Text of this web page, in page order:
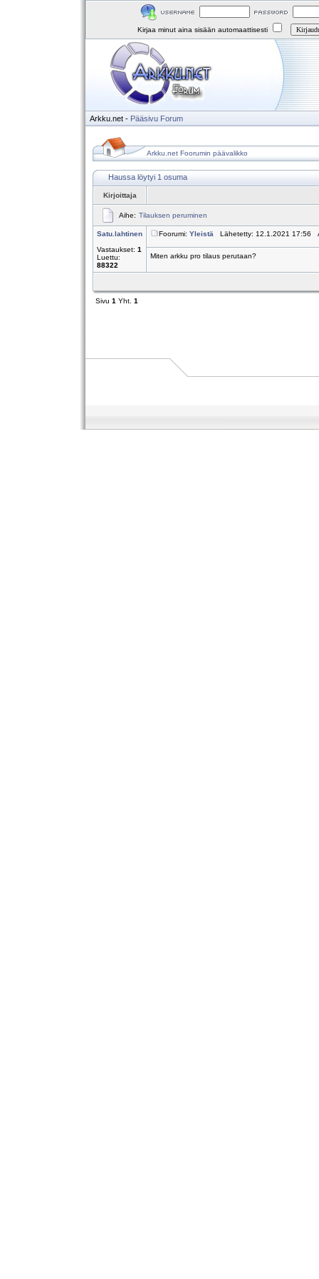
Kirjaa minut aina sisään automaattisesti
Arkku.net - Pääsivu Forum
Arkku.net Foorumin päävalikko
Haussa löytyi 1 osuma
Kirjoittaja
Aihe: Tilauksen peruminen
Satu.lahtinen
Vastaukset: 1
Luettu:
88322
Foorumi: Yleistä Lähetetty: 12.1.2021 17:56
Miten arkku pro tilaus perutaan?
Sivu 1 Yht. 1